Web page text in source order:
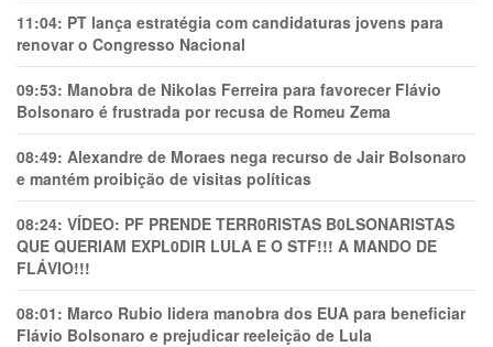
11:04: PT lança estratégia com candidaturas jovens para
renovar o Congresso Nacional
09:53: Manobra de Nikolas Ferreira para favorecer Flávio
Bolsonaro é frustrada por recusa de Romeu Zema
08:49: Alexandre de Moraes nega recurso de Jair Bolsonaro
e mantém proibição de visitas políticas
08:24: VÍDEO: PF PRENDE TERR0RlSTAS B0LSONARlSTAS
QUE QUERIAM EXPL0DlR LULA E O STF!!! A MANDO DE
FLÁVIO!!!
08:01: Marco Rubio lidera manobra dos EUA para beneficiar
Flávio Bolsonaro e prejudicar reeleição de Lula